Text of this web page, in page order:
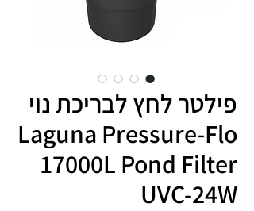
פילטר לחץ לבריכת נוי
Laguna Pressure-Flo
17000L Pond Filter
UVC-24W